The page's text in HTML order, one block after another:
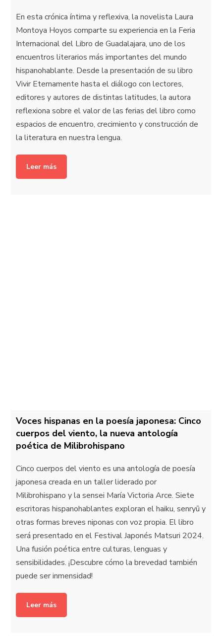
En esta crónica íntima y reflexiva, la novelista Laura
Montoya Hoyos comparte su experiencia en la Feria
Internacional del Libro de Guadalajara, uno de los
encuentros literarios más importantes del mundo
hispanohablante. Desde la presentación de su libro
Vivir Eternamente hasta el diálogo con lectores,
editores y autores de distintas latitudes, la autora
reflexiona sobre el valor de las ferias del libro como
espacios de encuentro, crecimiento y construcción de
la literatura en nuestra lengua.
Leer más
Voces hispanas en la poesía japonesa: Cinco
cuerpos del viento, la nueva antología
poética de Milibrohispano
Cinco cuerpos del viento es una antología de poesía
japonesa creada en un taller liderado por
Milibrohispano y la sensei María Victoria Arce. Siete
escritoras hispanohablantes exploran el haiku, senryū y
otras formas breves niponas con voz propia. El libro
será presentado en el Festival Japonés Matsuri 2024.
Una fusión poética entre culturas, lenguas y
sensibilidades. ¡Descubre cómo la brevedad también
puede ser inmensidad!
Leer más